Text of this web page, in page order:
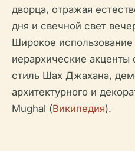
дворца, отражая
дня и свечной свет
Широкое
иерархические
стиль Шах Джахана,
архитектурного и
Mughal (Википедия).